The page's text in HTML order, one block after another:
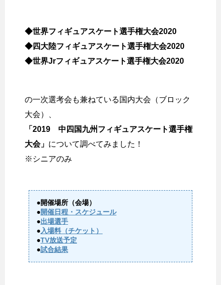
◆世界フィギュアスケート選手権大会2020
◆四大陸フィギュアスケート選手権大会2020
◆世界Jrフィギュアスケート選手権大会2020
の一次選考会も兼ねている国内大会（ブロック
大会）、
「2019 中四国九州フィギュアスケート選手権
大会」 について調べてみました！
※シニアのみ
●開催場所（会場）
●開催日程・スケジュール
●出場選手
●入場料（チケット）
●TV放送予定
●試合結果